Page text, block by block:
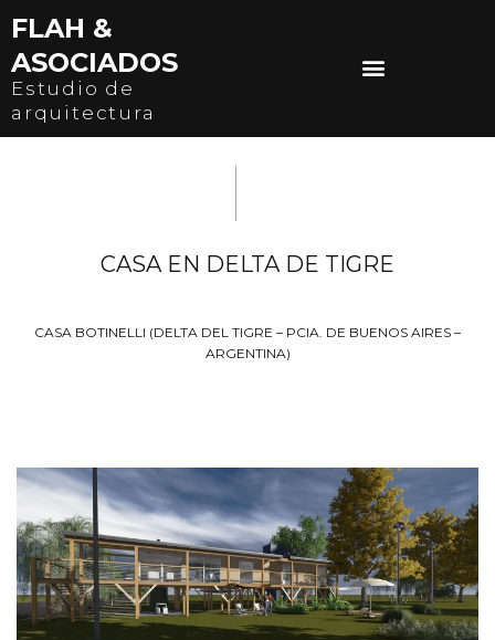
contenido
FLAH &
ASOCIADOS
Estudio de
arquitectura
CASA EN DELTA DE TIGRE
CASA BOTINELLI (DELTA DEL TIGRE – PCIA. DE BUENOS AIRES –
ARGENTINA)